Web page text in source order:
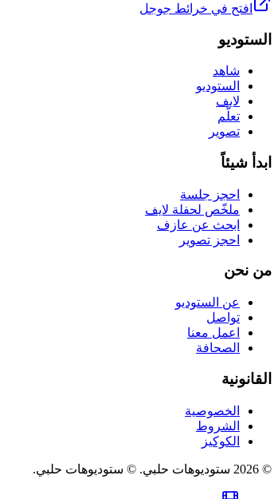
افتح في خرائط جوجل
الستوديو
شاهد
الستوديو
لايف
تعلّم
تصوير
ابدأ شيئاً
احجز جلسة
ملخّص لحفلة لايف
ابحث عن عازف
احجز تصوير
من نحن
عن الستوديو
تواصل
اعمل معنا
الصحافة
القانونية
الخصوصية
الشروط
الكوكيز
©
2026 ستوديوهات حلبي. © ستوديوهات حلبي.